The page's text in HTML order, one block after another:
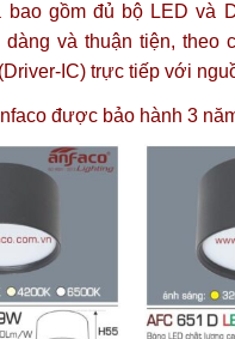
bao gồm đủ bộ LED và
dàng và thuận tiện, theo
IC) trực tiếp với
được bảo hành 3